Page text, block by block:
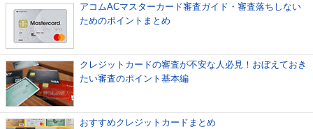
アコムACマスターカード審査ガイド・審査落ちしない
ためのポイントまとめ
クレジットカードの審査が不安な人必見！おぼえておき
たい審査のポイント基本編
おすすめクレジットカードまとめ